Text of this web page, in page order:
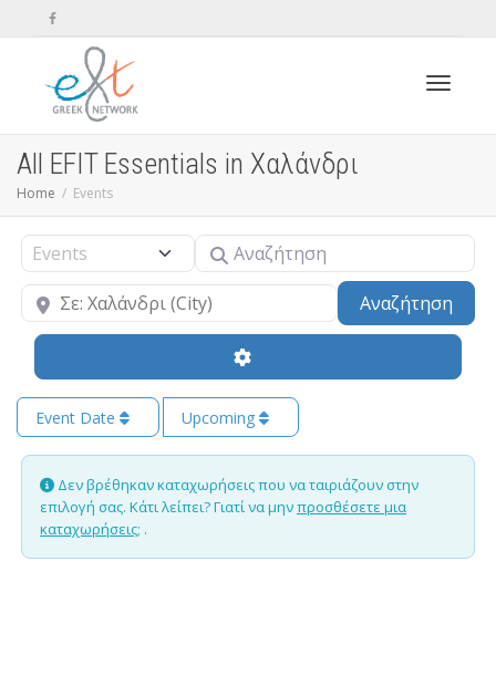
All EFIT Essentials in Χαλάνδρι
Home Events
Select search type Αναζήτηση
Κοντά Αναζήτηση
Event Date Upcoming
Δεν βρέθηκαν καταχωρήσεις που να ταιριάζουν στην
επιλογή σας. Κάτι λείπει? Γιατί να μηνπροσθέσετε μια
καταχωρήσεις; .